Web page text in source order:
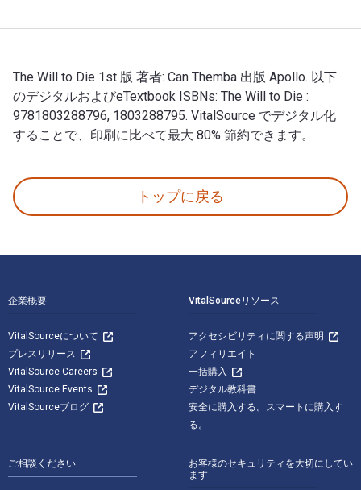
The Will to Die 1st 版 著者: Can Themba 出版 Apollo. 以下
のデジタルおよびeTextbook ISBNs: The Will to Die :
9781803288796, 1803288795. VitalSource でデジタル化
することで、印刷に比べて最大 80% 節約できます。
トップに戻る
企業概要
VitalSourceについて
プレスリリース
VitalSource Careers
VitalSource Events
VitalSourceブログ
VitalSourceリソース
アクセシビリティに関する声明
アフィリエイト
一括購入
デジタル教科書
安全に購入する。スマートに購入す
る。
ご相談ください
お客様のセキュリティを大切にしてい
ます